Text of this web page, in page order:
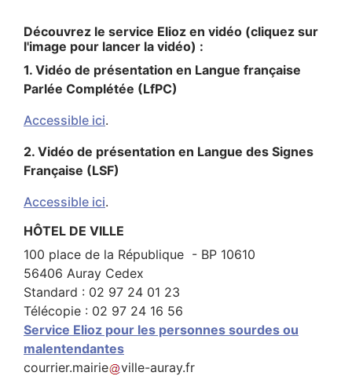
Découvrez le service Elioz en vidéo (cliquez sur
l'image pour lancer la vidéo) :
1. Vidéo de présentation en Langue française
Parlée Complétée (LfPC)
Accessible ici.
2. Vidéo de présentation en Langue des Signes
Française (LSF)
Accessible ici.
HÔTEL DE VILLE
100 place de la République - BP 10610
56406 Auray Cedex
Standard : 02 97 24 01 23
Télécopie : 02 97 24 16 56
Service Elioz pour les personnes sourdes ou
malentendantes
courrier.mairie ville-auray.fr